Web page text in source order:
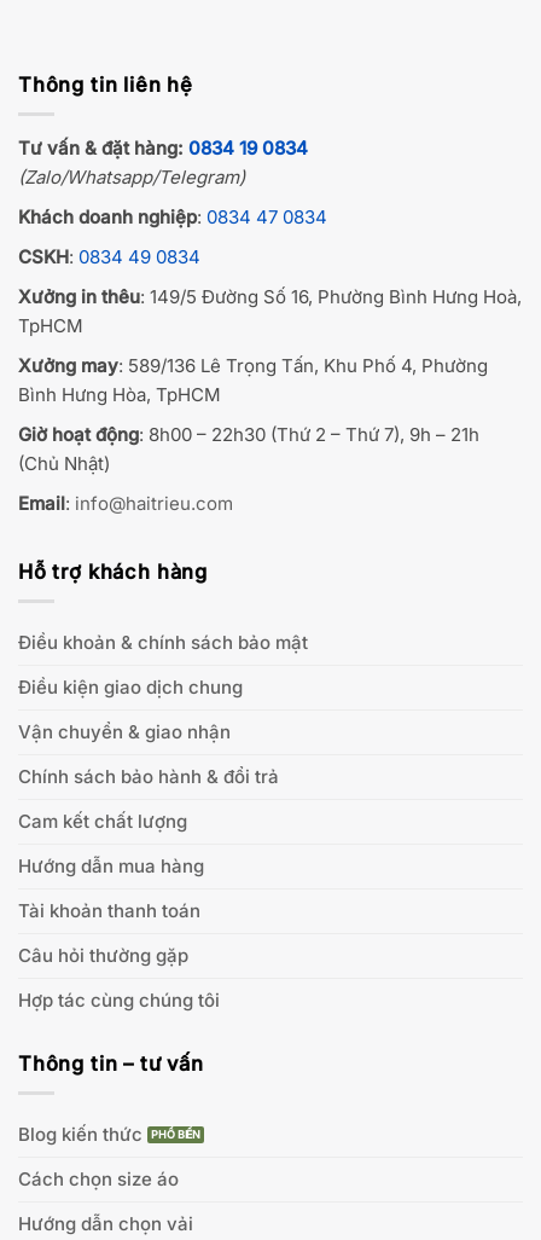
Thông tin liên hệ
Tư vấn & đặt hàng: 0834 19 0834
(Zalo/Whatsapp/Telegram)
Khách doanh nghiệp: 0834 47 0834
CSKH: 0834 49 0834
Xưởng in thêu: 149/5 Đường Số 16, Phường Bình Hưng Hoà,
TpHCM
Xưởng may: 589/136 Lê Trọng Tấn, Khu Phố 4, Phường
Bình Hưng Hòa, TpHCM
Giờ hoạt động: 8h00 – 22h30 (Thứ 2 – Thứ 7), 9h – 21h
(Chủ Nhật)
Email: info@haitrieu.com
Hỗ trợ khách hàng
Điều khoản & chính sách bảo mật
Điều kiện giao dịch chung
Vận chuyển & giao nhận
Chính sách bảo hành & đổi trả
Cam kết chất lượng
Hướng dẫn mua hàng
Tài khoản thanh toán
Câu hỏi thường gặp
Hợp tác cùng chúng tôi
Thông tin – tư vấn
Blog kiến thức
Cách chọn size áo
Hướng dẫn chọn vải